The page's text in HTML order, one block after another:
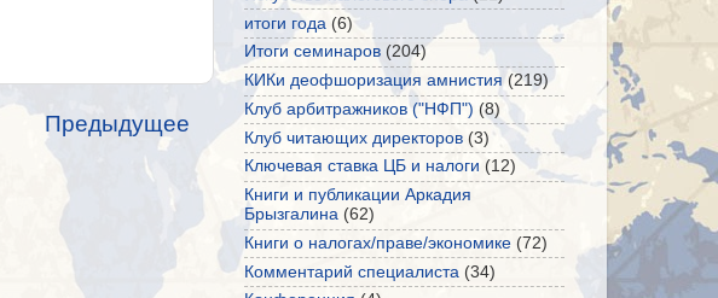
Предыдущее
итоги года (6)
Итоги семинаров (204)
КИКи деофшоризация амнистия (219)
Клуб арбитражников ("НФП") (8)
Клуб читающих директоров (3)
Ключевая ставка ЦБ и налоги (12)
Книги и публикации Аркадия
Брызгалина (62)
Книги о налогах/праве/экономике (72)
Комментарий специалиста (34)